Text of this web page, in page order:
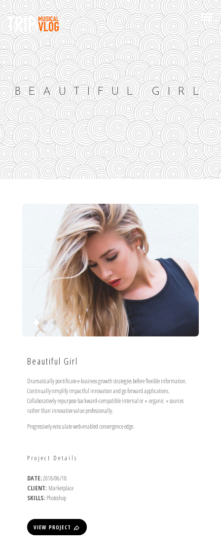
BEAUTIFUL GIRL
Beautiful Girl
Dramatically pontificate e-business growth strategies before flexible information.
Continually simplify impactful innovation and go forward applications.
Collaboratively repurpose backward-compatible internal or « organic » sources
rather than innovative value professionally.
Progressively evisculate web-enabled convergence edge.
Project Details
DATE:2018/06/18
CLIENT: Marketplace
SKILLS: Photoshop
VIEW PROJECT